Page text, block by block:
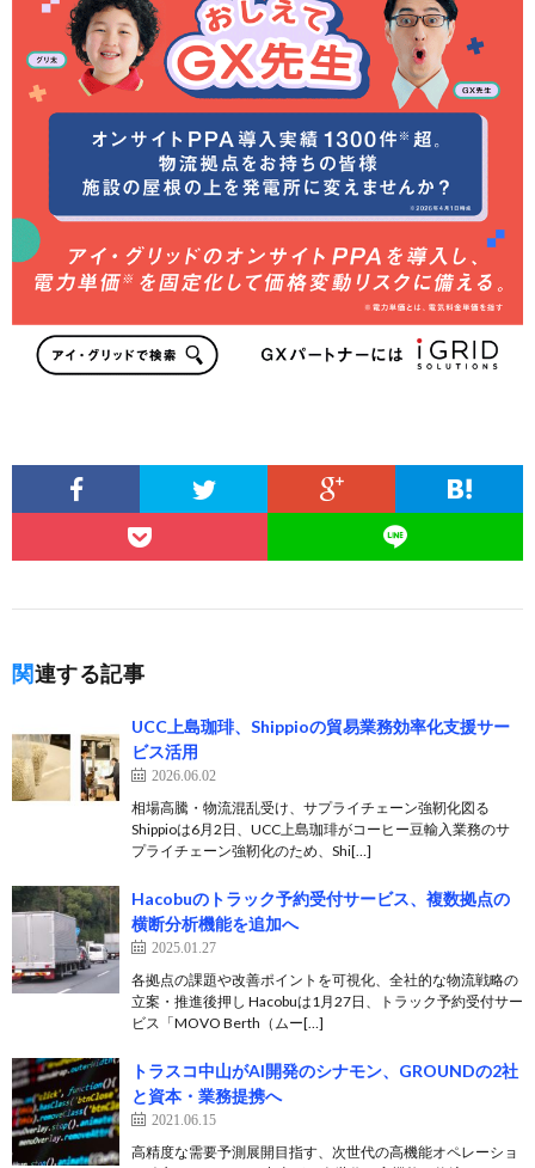
関連する記事
UCC上島珈琲、Shippioの貿易業務効率化支援サー
ビス活用
2026.06.02
相場高騰・物流混乱受け、サプライチェーン強靭化図る
Shippioは6月2日、UCC上島珈琲がコーヒー豆輸入業務のサ
プライチェーン強靭化のため、Shi[…]
Hacobuのトラック予約受付サービス、複数拠点の
横断分析機能を追加へ
2025.01.27
各拠点の課題や改善ポイントを可視化、全社的な物流戦略の
立案・推進後押し Hacobuは1月27日、トラック予約受付サー
ビス「MOVO Berth（ムー[…]
トラスコ中山がAI開発のシナモン、GROUNDの2社
と資本・業務提携へ
2021.06.15
高精度な需要予測展開目指す、次世代の高機能オペレーショ